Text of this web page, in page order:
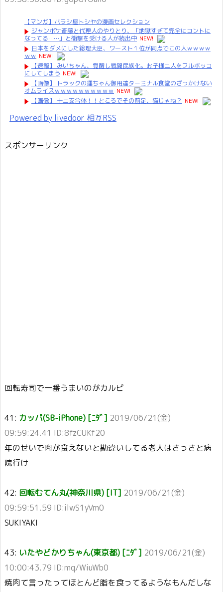
【マンガ】バラシ屋トシヤの漫画セレクション
ジャンポケ斎藤と代理人のやりとり、「地獄すぎて完全にコントに
なってる……」と衝撃を受ける人が続出中 NEW!
日本をダメにした総理大臣、ワースト１位が同点でこの人ｗｗｗｗ
ｗｗ NEW!
【速報】 みいちゃん、覚醒し戦闘民族化。お子様二人をフルボッコ
にしてしまう NEW!
【画像】 トラックの運ちゃん御用達ターミナル食堂のざっかけない
オムライスｗｗｗｗｗｗｗｗｗｗ NEW!
【画像】 十二支合体！！ところでその前足、猫じゃね？ NEW!
Powered by livedoor 相互RSS
スポンサーリンク
回転寿司で一番うまいのがカルビ
41: カッパ(SB-iPhone) [ﾆﾀﾞ] 2019/06/21(金)
09:59:24.41 ID:8fzCUKf20
年のせいで肉が食えないと勘違いしてる老人はさっさと病
院行け
42: 回転むてん丸(神奈川県) [IT] 2019/06/21(金)
09:59:51.59 ID:ilwS1yVm0
SUKIYAKI
43: いたやどかりちゃん(東京都) [ﾆﾀﾞ] 2019/06/21(金)
10:00:43.79 ID:mq/WiuWb0
焼肉て言ったってほとんど脂を食ってるようなもんだしな